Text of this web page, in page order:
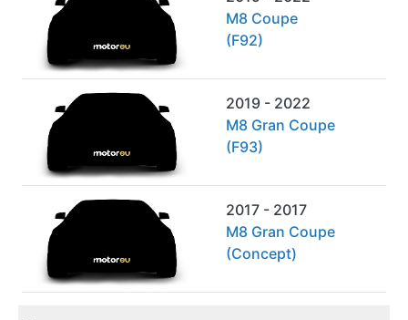
M8 Coupe
(F92)
2019 - 2022
M8 Gran Coupe
(F93)
2017 - 2017
M8 Gran Coupe
(Concept)